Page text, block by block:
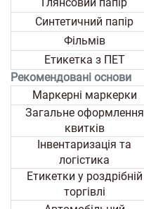
Рекомендовані основи
Синтетичний папір
Фільмів
Етикетка з ПЕТ
Маркерні маркерки
Загальне оформлення
квитків
Інвентаризація та
логістика
Етикетки у роздрібній
торгівлі